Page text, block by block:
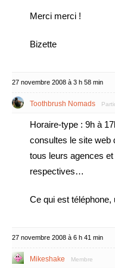
Merci merci !
Bizette
27 novembre 2008 à 3 h 58 min
Toothbrush Nomads
Horaire-type : 9h à
consultes le site web
tous leurs agences et
respectives…
Ce qui est téléphone,
27 novembre 2008 à 6 h 41 min
Mikeshake Membre